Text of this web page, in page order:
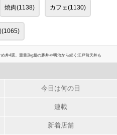
焼肉(1138) カフェ(1130)
(1065)
丼4選。重量2kg超の豚丼や明治から続く江戸前天丼も
今日は何の日
連載
新着店舗